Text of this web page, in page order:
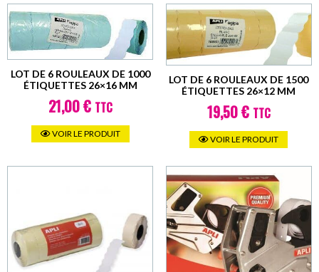
à
11,90 €
TTC
Les
LOT DE 6 ROULEAUX DE 1000
ÉTIQUETTES 26×16 MM
21,00€ TTC
VOIR LE PRODUIT
LOT DE 6 ROULEAUX DE 1500
ÉTIQUETTES 26×12 MM
19,50€ TTC
VOIR LE PRODUIT